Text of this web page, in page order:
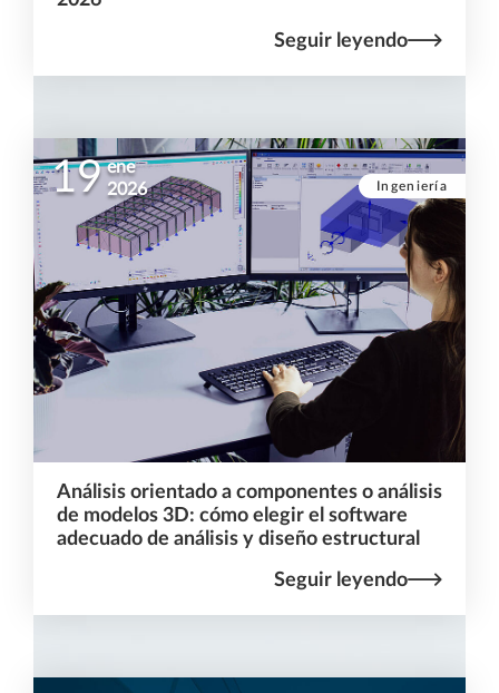
Seguir leyendo
Ingeniería
19 ene
2026
Análisis orientado a componentes o análisis
de modelos 3D: cómo elegir el software
adecuado de análisis y diseño estructural
Seguir leyendo